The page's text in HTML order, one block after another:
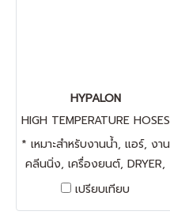
HYPALON
HIGH TEMPERATURE HOSES
HYPALON
* เหมาะสำหรับงานน้ำ, แอร์, งาน
คลีนนิ่ง, เครื่องยนต์, DRYER,
ปั้มลม, ทนแรงดันได้ดี * ทนสาร
เปรียบเทียบ